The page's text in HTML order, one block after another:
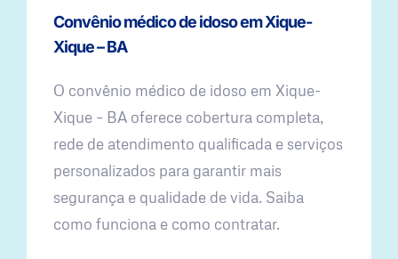
Convênio médico de idoso em Xique-
Xique – BA
O convênio médico de idoso em Xique-
Xique – BA oferece cobertura completa,
rede de atendimento qualificada e serviços
personalizados para garantir mais
segurança e qualidade de vida. Saiba
como funciona e como contratar.